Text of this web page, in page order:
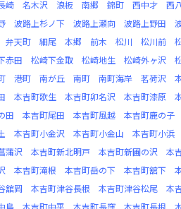
崎 名木沢 浪板 南郷 錦町 西中才 西
波路上杉ノ下 波路上瀬向 波路上野田
弁天町 細尾 本郷 前木 松川 松川前
赤田 松崎下金取 松崎地生 松崎外ヶ沢
港町 南が丘 南町 南町海岸 茗荷沢
本吉町歌生 本吉町卯名沢 本吉町漆原
田 本吉町尾田 本吉町風越 本吉町鹿の子
本吉町小金沢 本吉町小金山 本吉町小浜
蒲沢 本吉町新北明戸 本吉町新圃の沢 本
本吉町滝根 本吉町岳の下 本吉町舘下
舘岡 本吉町津谷長根 本吉町津谷松尾 本
島 本吉町中平 本吉町長窪 本吉町長根